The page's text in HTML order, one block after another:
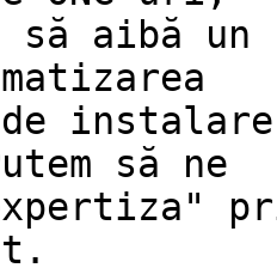
să aibă
să ne